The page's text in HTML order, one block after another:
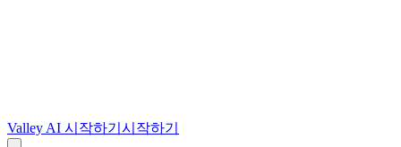
Valley AI 시작하기 시작하기